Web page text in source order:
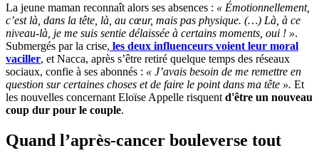
La jeune maman reconnaît alors ses absences : « Émotionnellement,
c’est là, dans la tête, là, au cœur, mais pas physique. (…) Là, à ce
niveau-là, je me suis sentie délaissée à certains moments, oui ! ».
Submergés par la crise, les deux influenceurs voient leur moral
vaciller, et Nacca, après s’être retiré quelque temps des réseaux
sociaux, confie à ses abonnés : « J’avais besoin de me remettre en
question sur certaines choses et de faire le point dans ma tête ». Et
les nouvelles concernant Eloïse Appelle risquent d'être un nouveau
coup dur pour le couple.
Quand l’après-cancer bouleverse tout